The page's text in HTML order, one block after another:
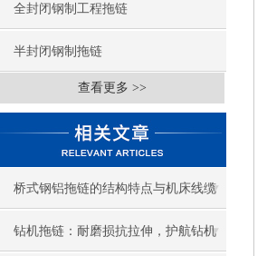
全封闭钢制工程拖链
半封闭钢制拖链
查看更多 >>
桥式钢铝拖链的结构特点与机床线缆
防护应用
钻机拖链：耐磨损抗拉伸，护航钻机